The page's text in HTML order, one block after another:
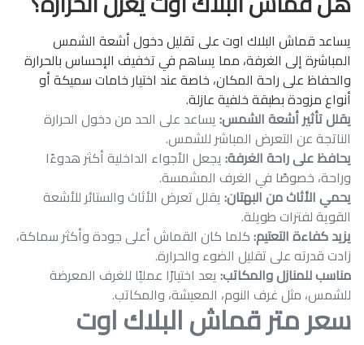
يساعد قماش البلاك اوت على تقليل دخول أشعة الشمس
المباشرة إلى الغرفة، مما يساهم في تخفيف الإحساس بالحرارة
والحفاظ على راحة المكان، خاصة عند اختيار خامات سميكة أو
أنواع مزودة بطبقة خلفية عازلة.
يقلل تأثير أشعة الشمس:يساعد على الحد من دخول الحرارة
الناتجة عن التعرض المباشر للشمس.
يحافظ على راحة الغرفة:يجعل الأجواء الداخلية أكثر هدوءًا
وراحة، خصوصًا في الغرف المشمسة.
يحمي الأثاث من البهتان:يقلل تعرض الأثاث والستائر للأشعة
القوية لفترات طويلة.
يزيد كفاءة التعتيم:كلما كان القماش أعلى جودة وأكثر سماكة،
زادت قدرته على تقليل الضوء والحرارة.
مناسب للمنازل والمكاتب:يعد اختيارًا عمليًا للغرف المعرضة
للشمس، مثل غرف النوم، المعيشة، والمكاتب.
سعر متر قماش البلاك اوت